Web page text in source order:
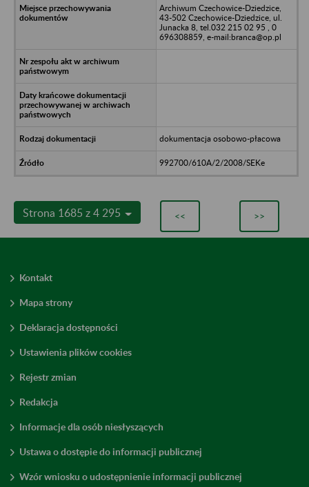
Archiwum Czechowice-Dziedzice,
43-502 Czechowice-Dziedzice, ul.
Junacka 8, tel.032 215 02 95 , 0
696308859, e-mail:branca@op.pl
dokumentacja osobowo-płacowa
992700/610A/2/2008/SEKe
Strona 1685 z 4 295 << >>
Kontakt
Mapa strony
Deklaracja dostępności
Ustawienia plików cookies
Rejestr zmian
Redakcja
Informacje dla osób niesłyszących
Ustawa o dostępie do informacji publicznej
Wzór wniosku o udostępnienie informacji publicznej